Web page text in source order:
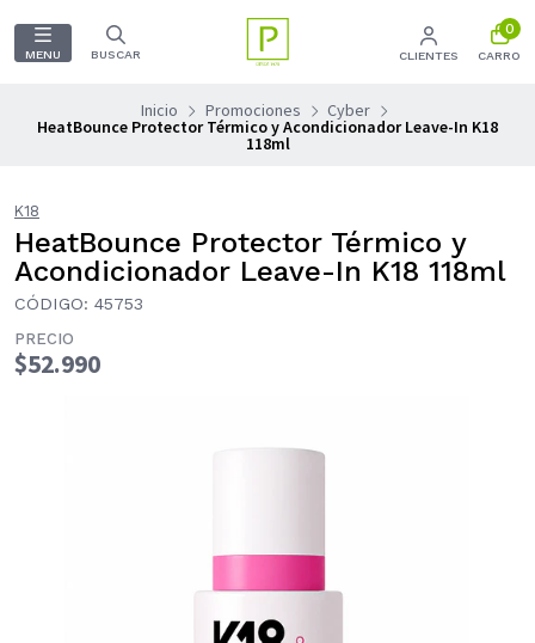
MENU BUSCAR CLIENTES
0
CARRO
Inicio Promociones Cyber
HeatBounce Protector Térmico y Acondicionador Leave-In K18
118ml
K18
HeatBounce Protector Térmico y
Acondicionador Leave-In K18 118ml
CÓDIGO: 45753
PRECIO
$52.990